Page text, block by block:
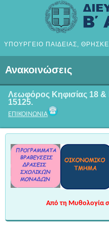
ΥΠΟΥΡΓΕΙΟ ΠΑΙΔΕΙΑΣ,
Ανακοινώσεις
Λεωφόρος Κηφισίας 18 &
15125.
ΕΠΙΚΟΙΝΩΝΙΑ
Από τη Μυθολογία